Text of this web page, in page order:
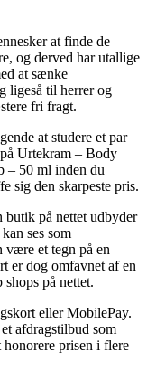
at finde de
og derved har utallige
at sænke
ligeså til herrer og
fri fragt.
at studere et par
Urtekram – Body
– 50 ml inden du
sig den skarpeste pris.
butik på nettet udbyder
ses som
være et tegn på en
er dog omfavnet af en
på nettet.
eller MobilePay.
afdragstilbud som
prisen i flere